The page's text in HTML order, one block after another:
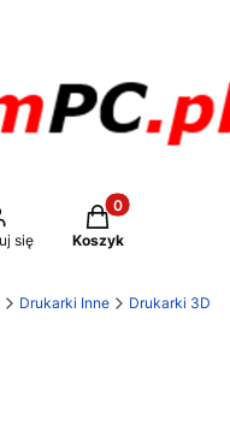
się
Produkty w
Koszyk
Drukarki Inne Drukarki 3D